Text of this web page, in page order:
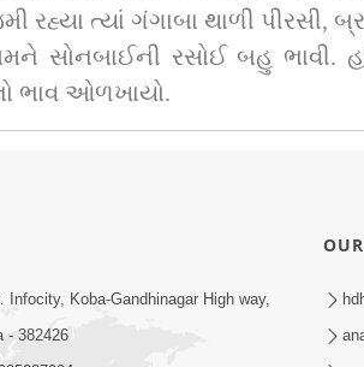
રહ્યા ત્યાં ગંગાબા થાળી પીરસી,
સોનબાઈની રસોઈ બહુ
ભાવ ઓળખાયો.
Infocity, Koba-Gandhinagar High way,
- 382426